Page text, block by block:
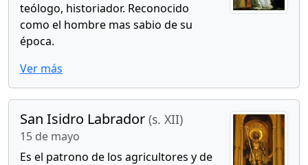
teólogo, historiador. Reconocido
como el hombre mas sabio de su
época.
Ver más
San Isidro Labrador (s. XII)
15 de mayo
Es el patrono de los agricultores y de